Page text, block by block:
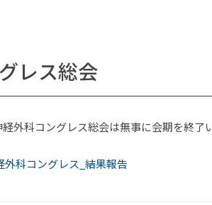
レス総会
外科コングレス総会は無事に会期を終了
外科コングレス_結果報告